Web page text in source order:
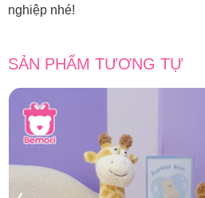
nghiệp nhé!
SẢN PHẨM TƯƠNG TỰ